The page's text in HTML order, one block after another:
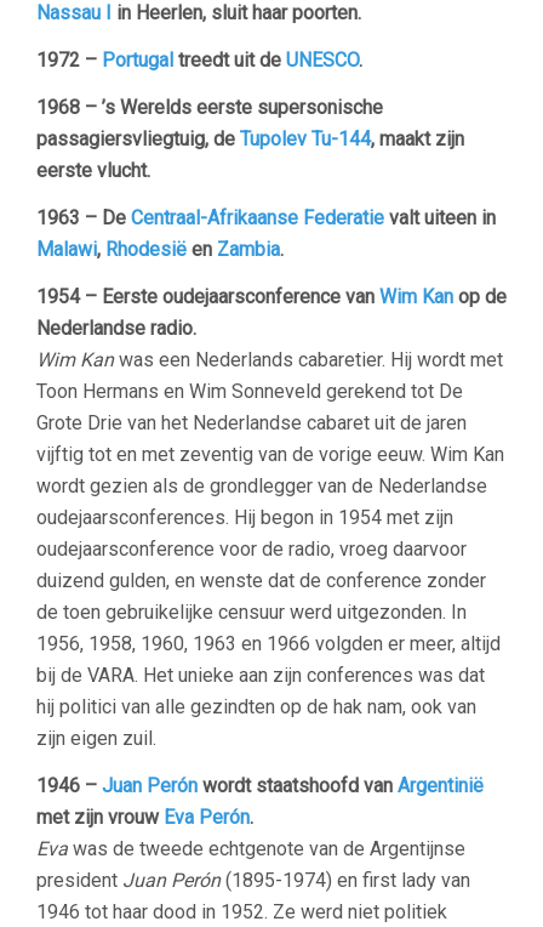
Nassau I in Heerlen, sluit haar poorten.
1972 – Portugal treedt uit de UNESCO.
1968 – ’s Werelds eerste supersonische
passagiersvliegtuig, de Tupolev Tu-144, maakt zijn
eerste vlucht.
1963 – De Centraal-Afrikaanse Federatie valt uiteen in
Malawi, Rhodesië en Zambia.
1954 – Eerste oudejaarsconference van Wim Kan op de
Nederlandse radio.
Wim Kanwas een Nederlands cabaretier. Hij wordt met
Toon Hermans en Wim Sonneveld gerekend tot De
Grote Drie van het Nederlandse cabaret uit de jaren
vijftig tot en met zeventig van de vorige eeuw. Wim Kan
wordt gezien als de grondlegger van de Nederlandse
oudejaarsconferences. Hij begon in 1954 met zijn
oudejaarsconference voor de radio, vroeg daarvoor
duizend gulden, en wenste dat de conference zonder
de toen gebruikelijke censuur werd uitgezonden. In
1956, 1958, 1960, 1963 en 1966 volgden er meer, altijd
bij de VARA. Het unieke aan zijn conferences was dat
hij politici van alle gezindten op de hak nam, ook van
zijn eigen zuil.
1946 – Juan Perón wordt staatshoofd van Argentinië
met zijn vrouw Eva Perón.
Eva was de tweede echtgenote van de Argentijnse
president Juan Perón(1895-1974) en first lady van
1946 tot haar dood in 1952. Ze werd niet politiek